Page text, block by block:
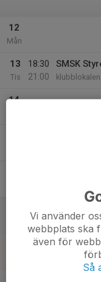
12
Mån
13
Tis
18:30
21:00
SMSK
klubblokalen
14
Vi använder
webbplats ska
även för
Så